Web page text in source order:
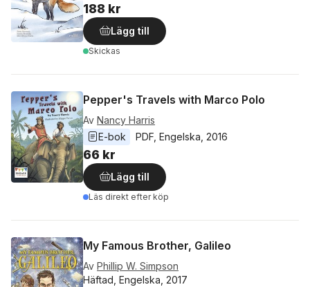
188 kr
Lägg till
Skickas
Pepper's Travels with Marco Polo
Av Nancy Harris
E-bok
PDF Engelska 2016
66 kr
Lägg till
Läs direkt efter köp
My Famous Brother, Galileo
Av Phillip W. Simpson
Häftad, Engelska, 2017